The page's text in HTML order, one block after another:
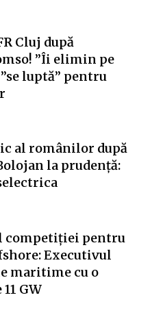
Cluj după
”Îi elimin pe
luptă” pentru
al românilor după
la prudență:
competiției pentru
Executivul
maritime cu o
GW